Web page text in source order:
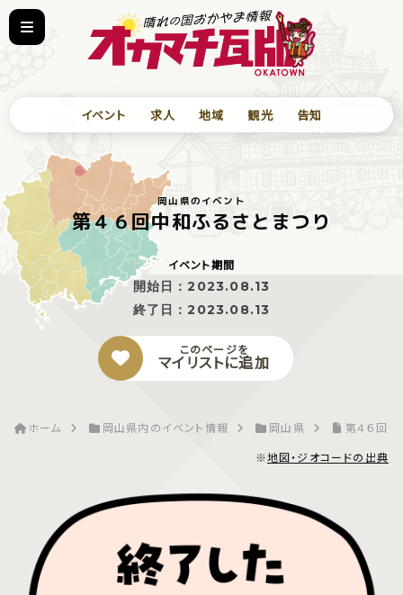
イベント 求人 地域 観光 告知
岡山県のイベント
第４６回中和ふるさとまつり
イベント期間
開始日：2023.08.13
終了日：2023.08.13
このページを
マイリストに追加
ホーム 岡山県内のイベント情報 岡山県
第４６回
※地図・ジオコードの出典